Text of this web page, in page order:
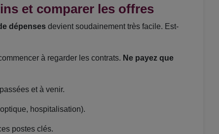
et comparer les offres
dépensesdevient soudainement très facile. Est-
à regarder les contrats. Ne payez que
et à venir.
hospitalisation).
postes clés.